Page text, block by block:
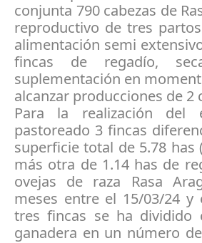
conjunta 790 cabezas de
reproductivo de tres
alimentación semi
fincas de regadío,
suplementación en
alcanzar producciones de
Para la realización
pastoreado 3 fincas
superficie total de 5.78 has
más otra de 1.14 has de
ovejas de raza Rasa
meses entre el 15/03/24 y
tres fincas se ha dividido
ganadera en un número